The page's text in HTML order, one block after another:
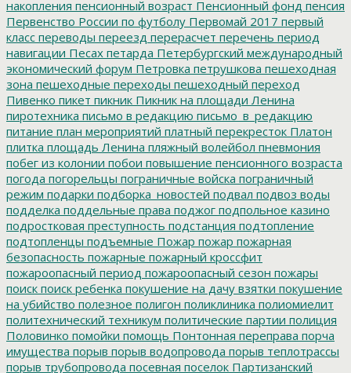
накопления пенсионный возраст Пенсионный фонд пенсия
Первенство России по футболу Первомай 2017 первый
класс переводы переезд перерасчет перечень период
навигации Песах петарда Петербургский международный
экономический форум Петровка петрушкова пешеходная
зона пешеходные переходы пешеходный переход
Пивенко пикет пикник Пикник на площади Ленина
пиротехника письмо в редакцию письмо_в_редакцию
питание план мероприятий платный перекресток Платон
плитка площадь Ленина пляжный волейбол пневмония
побег из колонии побои повышение пенсионного возраста
погода погорельцы пограничные войска пограничный
режим подарки подборка_новостей подвал подвоз воды
подделка поддельные права поджог подпольное казино
подростковая преступность подстанция подтопление
подтопленцы подъемные Пожар пожар пожарная
безопасность пожарные пожарный кроссфит
пожароопасный период пожароопасный сезон пожары
поиск поиск ребенка покушение на дачу взятки покушение
на убийство полезное полигон поликлиника полиомиелит
политехнический техникум политические партии полиция
Половинко помойки помощь Понтонная переправа порча
имущества порыв порыв водопровода порыв теплотрассы
порыв трубопровода посевная поселок Партизанский